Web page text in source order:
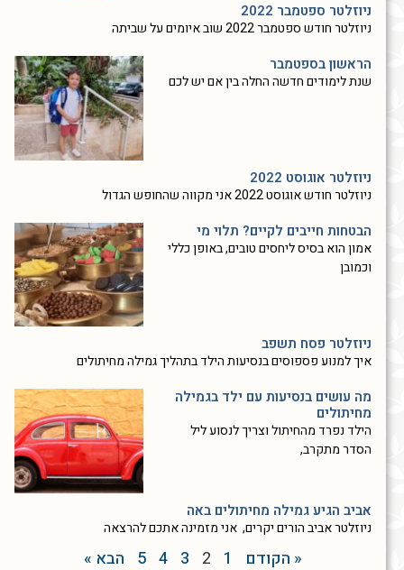
ניוזלטר ספטמבר 2022
ניוזלטר חודש ספטמבר 2022 שוב איומים על שביתה
הראשון בספטמבר
שנת לימודים חדשה החלה בין אם יש לכם
ניוזלטר אוגוסט 2022
ניוזלטר חודש אוגוסט 2022 אני מקווה שהחופש הגדול
הבטחות חייבים לקיים? תלוי מי
אמון הוא בסיס ליחסים טובים, באופן כללי
וכמובן
ניוזלטר פסח תשפב
איך למנוע פספוסים בנסיעות הילד בתהליך גמילה מחיתולים
מה עושים בנסיעות עם ילד בגמילה
מחיתולים
הילד נפרד מהחיתול וצריך לנסוע ליל
הסדר מתקרב,
אביב הגיע גמילה מחיתולים באה
ניוזלטר אביב הורים יקרים, אני מזמינה אתכם להרצאה
« הקודם 1
2
3
4
5 הבא »